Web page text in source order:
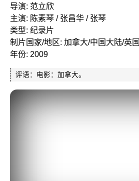
导演: 范立欣
主演: 陈素琴 / 张昌华 / 张琴
类型: 纪录片
制片国家/地区: 加拿大/中国大陆/英国
年份: 2009
评语：电影：加拿大。